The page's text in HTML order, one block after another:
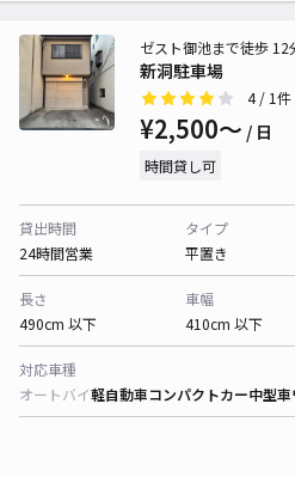
新洞駐車場
ゼスト御池まで徒歩 12
4/ 1件
¥2,500〜 / 日
時間貸し可
貸出時間
24時間営業
タイプ
平置き
長さ
490cm 以下
車幅
410cm 以下
対応車種
オートバイ軽自動車コンパクトカー中型車